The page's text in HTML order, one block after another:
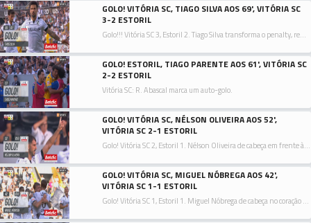
GOLO! VITÓRIA SC, TIAGO SILVA AOS 69', VITÓRIA SC
3-2 ESTORIL
Golo!!! Vitória SC 3, Estoril 2. Tiago Silva transforma o penalty, remate com o pé direito junto à base do poste esquerdo.
GOLO! ESTORIL, TIAGO PARENTE AOS 61', VITÓRIA SC
2-2 ESTORIL
Vitória SC: R. Abascal marca um auto-golo.
GOLO! VITÓRIA SC, NÉLSON OLIVEIRA AOS 52',
VITÓRIA SC 2-1 ESTORIL
Golo! Vitória SC 2, Estoril 1. Nélson Oliveira de cabeça em frente à baliza ao lado inferior direito da baliza. Assistência de Tomás Händel com um cruzamento para a área.
GOLO! VITÓRIA SC, MIGUEL NÓBREGA AOS 42',
VITÓRIA SC 1-1 ESTORIL
Golo! Vitória SC 1, Estoril 1. Miguel Nóbrega de cabeça no coração da área ao lado inferior direito da baliza. Assistência de Nuno Santos depois de um livre.